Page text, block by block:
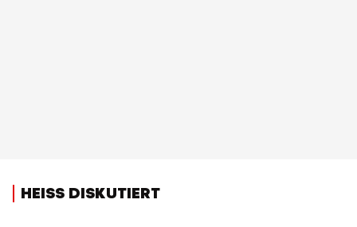
HEISS DISKUTIERT